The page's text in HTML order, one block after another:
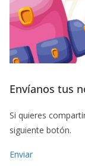
Envíanos tus
Si quieres
siguiente botón.
Enviar